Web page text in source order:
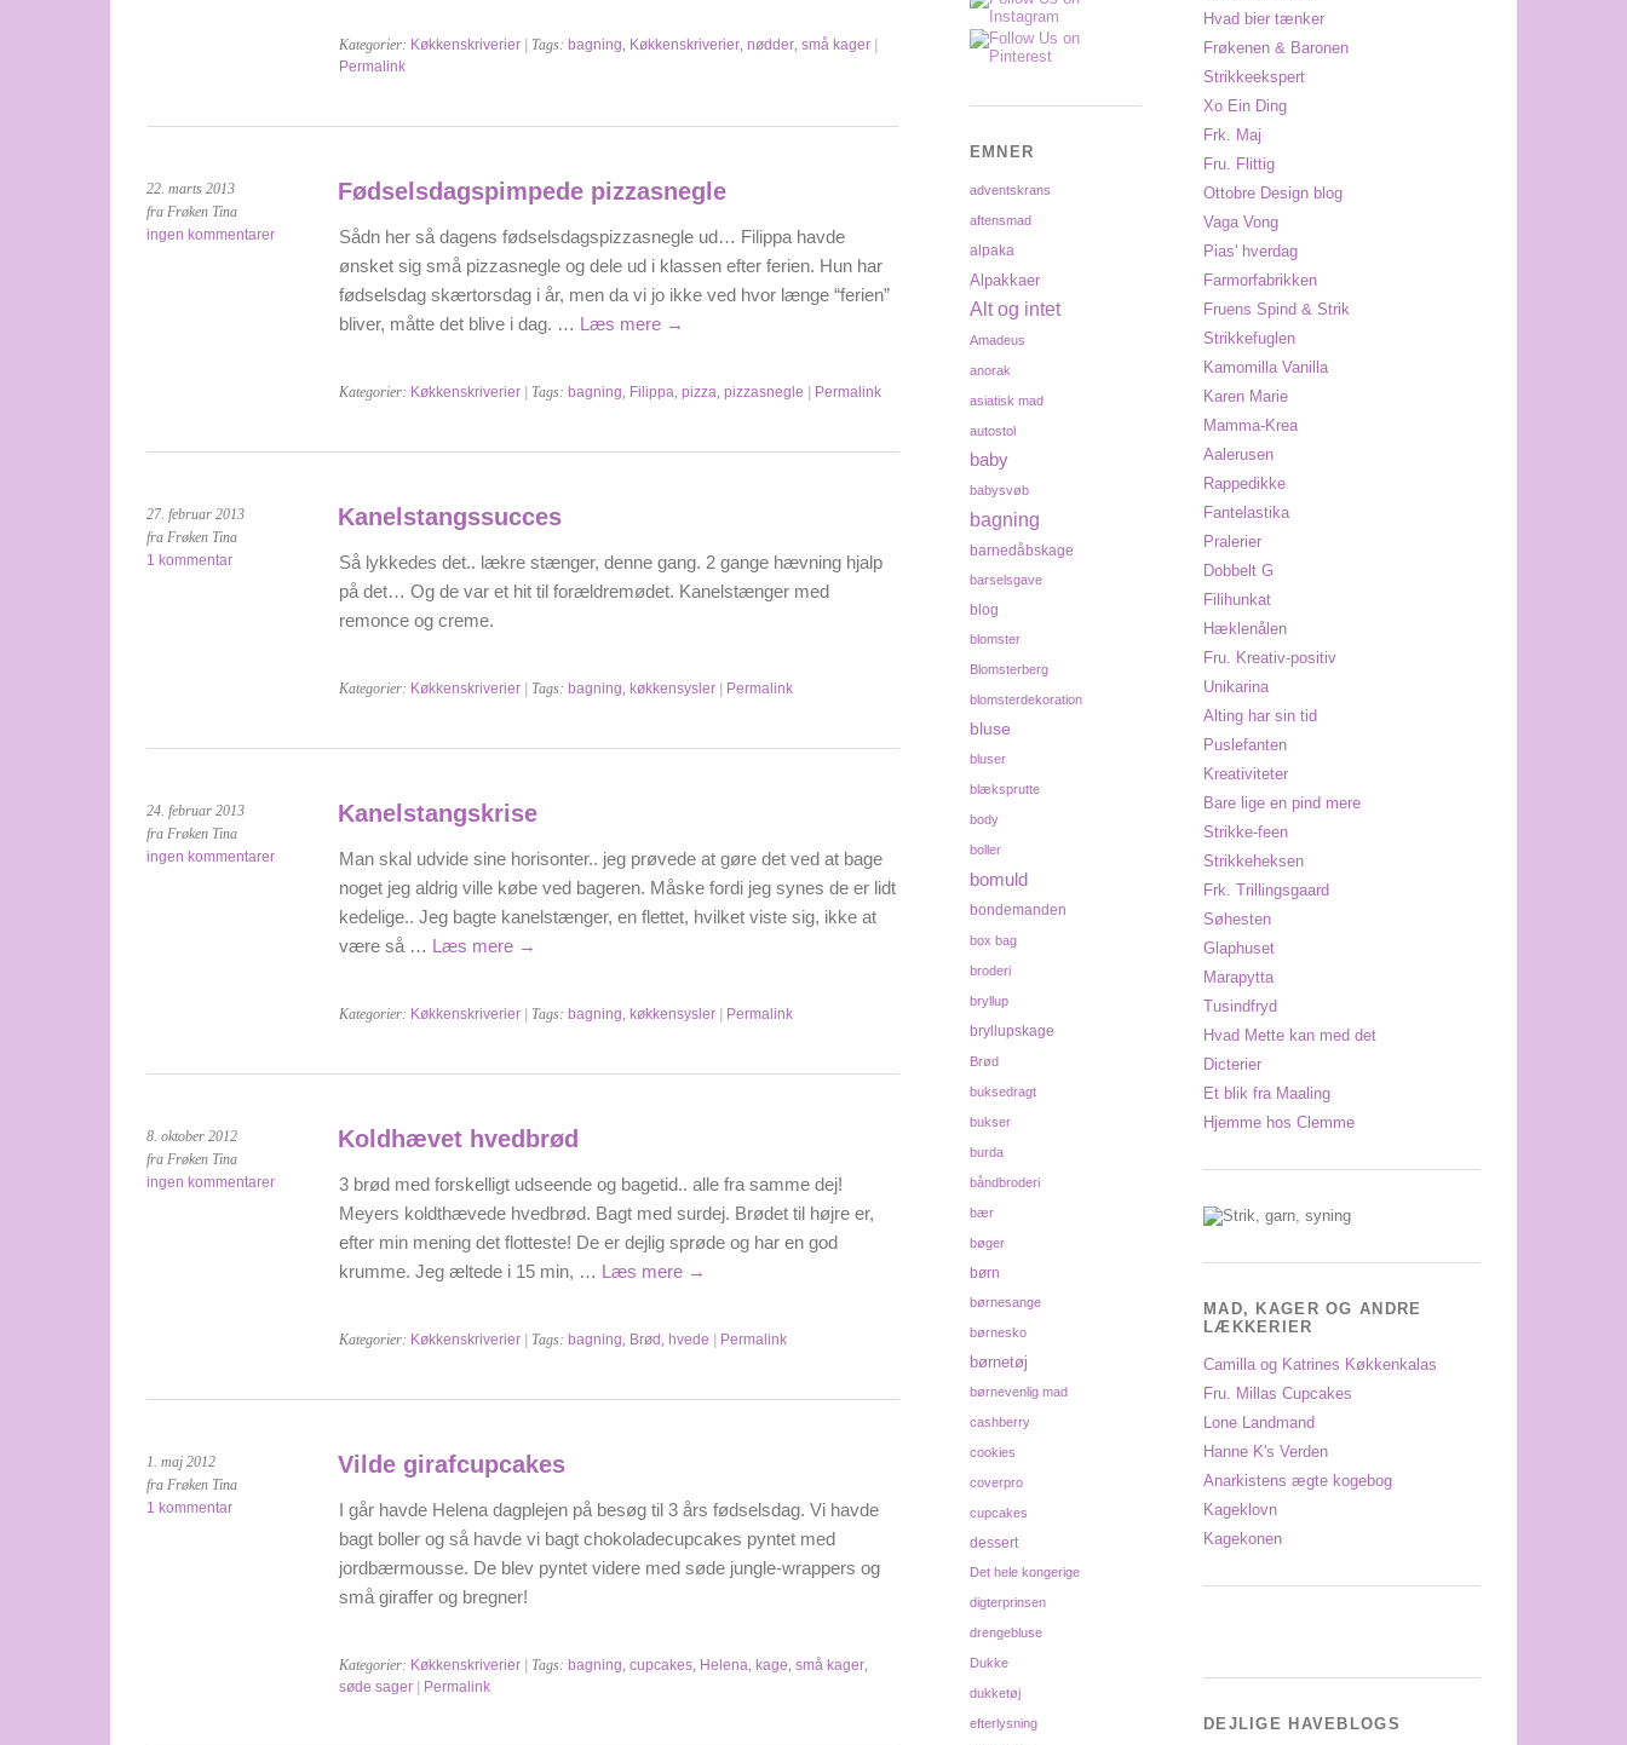
Kategorier: Køkkenskriverier| Tags: bagning, Køkkenskriverier, nødder, små kager|
Permalink
22. marts 2013
fra Frøken Tina
ingen kommentarer
Fødselsdagspimpede pizzasnegle
Sådn her så dagens fødselsdagspizzasnegle ud… Filippa havde
ønsket sig små pizzasnegle og dele ud i klassen efter ferien. Hun har
fødselsdag skærtorsdag i år, men da vi jo ikke ved hvor længe “ferien”
bliver, måtte det blive i dag. … Læs mere →
Kategorier: Køkkenskriverier| Tags: bagning, Filippa, pizza, pizzasnegle Permalink
27. februar 2013
fra Frøken Tina
1 kommentar
Kanelstangssucces
Så lykkedes det.. lækre stænger, denne gang. 2 gange hævning hjalp
på det… Og de var et hit til forældremødet. Kanelstænger med
remonce og creme.
Kategorier: Køkkenskriverier| Tags: bagning, køkkensysler| Permalink
24. februar 2013
fra Frøken Tina
ingen kommentarer
Kanelstangskrise
Man skal udvide sine horisonter.. jeg prøvede at gøre det ved at bage
noget jeg aldrig ville købe ved bageren. Måske fordi jeg synes de er lidt
kedelige.. Jeg bagte kanelstænger, en flettet, hvilket viste sig, ikke at
være så … Læs mere →
Kategorier: Køkkenskriverier| Tags: bagning, køkkensysler| Permalink
8. oktober 2012
fra Frøken Tina
ingen kommentarer
Koldhævet hvedbrød
3 brød med forskelligt udseende og bagetid.. alle fra samme dej!
Meyers koldthævede hvedbrød. Bagt med surdej. Brødet til højre er,
efter min mening det flotteste! De er dejlig sprøde og har en god
krumme. Jeg æltede i 15 min, … Læs mere →
Kategorier: Køkkenskriverier| Tags: bagning, Brød , hvede Permalink
1. maj 2012
fra Frøken Tina
1 kommentar
Vilde girafcupcakes
I går havde Helena dagplejen på besøg til 3 års fødselsdag. Vi havde
bagt boller og så havde vi bagt chokoladecupcakes pyntet med
jordbærmousse. De blev pyntet videre med søde jungle-wrappers og
små giraffer og bregner!
Kategorier: Køkkenskriverier| Tags: bagning, cupcakes, Helena, kage, små kager,
søde sager| Permalink
EMNER
adventskrans
aftensmad
alpaka
Alpakkaer
Alt og intet
Amadeus
anorak
asiatisk mad
autostol
baby
babysvøb
bagning
barnedåbskage
barselsgave
blog
blomster
Blomsterberg
blomsterdekoration
bluse
bluser
blæksprutte
body
boller
bomuld
bondemanden
box bag
broderi
bryllup
bryllupskage
Brød
buksedragt
bukser
burda
båndbroderi
bær
bøger
børn
børnesange
børnesko
børnetøj
børnevenlig mad
cashberry
cookies
coverpro
cupcakes
dessert
Det hele kongerige
digterprinsen
drengebluse
Dukke
dukketøj
efterlysning
Hvad bier tænker
Frøkenen & Baronen
Strikkeekspert
Xo Ein Ding
Frk. Maj
Fru. Flittig
Ottobre Design blog
Vaga Vong
Pias' hverdag
Farmorfabrikken
Fruens Spind & Strik
Strikkefuglen
Kamomilla Vanilla
Karen Marie
Mamma-Krea
Aalerusen
Rappedikke
Fantelastika
Pralerier
Dobbelt G
Filihunkat
Hæklenålen
Fru. Kreativ-positiv
Unikarina
Alting har sin tid
Puslefanten
Kreativiteter
Bare lige en pind mere
Strikke-feen
Strikkeheksen
Frk. Trillingsgaard
Søhesten
Glaphuset
Marapytta
Tusindfryd
Hvad Mette kan med det
Dicterier
Et blik fra Maaling
Hjemme hos Clemme
MAD, KAGER OG ANDRE
LÆKKERIER
Camilla og Katrines Køkkenkalas
Fru. Millas Cupcakes
Lone Landmand
Hanne K's Verden
Anarkistens ægte kogebog
Kageklovn
Kagekonen
DEJLIGE HAVEBLOGS